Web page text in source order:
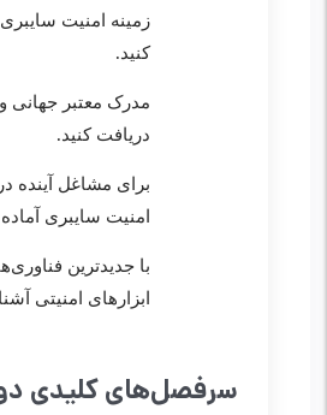
زمینه امنیت
کنید.
مدرک معتبر جهانی
دریافت کنید.
برای مشاغل آینده
امنیت سایبری
با جدیدترین
ابزارهای امنیتی
سرفصل‌های کلیدی